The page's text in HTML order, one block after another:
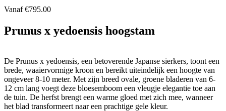
Vanaf €795.00
Prunus x yedoensis hoogstam
De Prunus x yedoensis, een betoverende Japanse sierkers, toont een
brede, waaiervormige kroon en bereikt uiteindelijk een hoogte van
ongeveer 8-10 meter. Met zijn breed ovale, groene bladeren van 6-
12 cm lang voegt deze bloesemboom een vleugje elegantie toe aan
de tuin. De herfst brengt een warme gloed met zich mee, wanneer
het blad transformeert naar een prachtige gele kleur.